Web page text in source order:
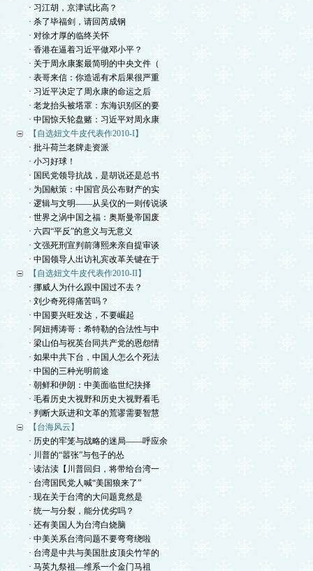
· 习江胡，京津试比高？
· 杀了毕福剑，请回芮成钢
· 对徐才厚的临终关怀
· 香港在逼着习近平做邓小平？
· 关于周永康案最简明的中央文件（
· 表哥来信：你造谣有术后果很严重
· 习近平决定了周永康的命运之后
· 老龙抬头被塔罩：东海识别区的要
· 中国惊天轮盘赌：习近平对周永康
【自选妞文牛皮代表作2010-I】
· 批斗荷兰老牌走资派
· 小习好球！
· 国民党领导抗战，是胡说还是总书
· 为国献策：中国官员公布财产的实
· 逻辑与文明——从吴仪的一则传说谈
· 世界之涡中国之福：奥斯曼帝国废
· 六四“平反”的意义与无意义
· 文强死刑宣判前薄熙来亲自提审谈
· 中国领导人出访礼宾改革关键在于
【自选妞文牛皮代表作2010-II】
· 挪威人为什么跟中国过不去？
· 刘少奇死得痛苦吗？
· 中国要兴旺发达，不要崛起
· 阿妞搏涛哥：希特勒的合法性与中
· 梁山伯与祝英台同共产党的恩怨情
· 如果中共下台，中国人怎么个死法
· 中国的三种光明前途
· 朝鲜和伊朗：中美面临世纪抉择
· 毛看历史大视野和历史大视野看毛
· 判断大跃进和文革的荒谬需要智慧
【台海风云】
· 历史的牢笼与战略的迷局——呼应余
· 川普的“嚣张”与包子的怂
· 读沽渎【川普回归，将带给台湾一
· 台湾国民党人喊“美国狼来了”
· 现在关于台湾的大问题竟然是
· 统一与分裂，能分优劣吗？
· 还有美国人为台湾白烧脑
· 中美关系台湾问题不要弯弯绕啦
· 台湾是中共与美国肚皮顶尖竹竿的
· 马英九祭祖—维系一个金门马祖